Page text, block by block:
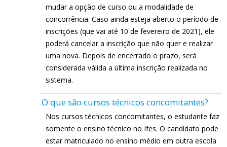
mudar a opção de curso ou a modalidade de
concorrência. Caso ainda esteja aberto o período de
inscrições (que vai até 10 de fevereiro de 2021), ele
poderá cancelar a inscrição que não quer e realizar
uma nova. Depois de encerrado o prazo, será
considerada válida a última inscrição realizada no
sistema.
O que são cursos técnicos concomitantes?
Nos cursos técnicos concomitantes, o estudante faz
somente o ensino técnico no Ifes. O candidato pode
estar matriculado no ensino médio em outra escola